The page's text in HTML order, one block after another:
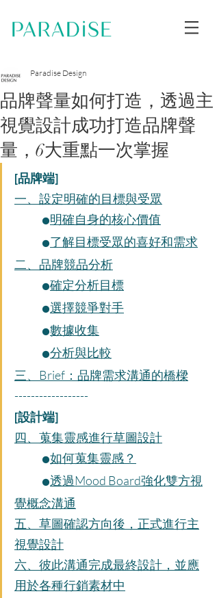
品牌聲量如何打造，透過主
視覺設計成功打造品牌聲
量，6大重點一次掌握
Paradise Design
[品牌端]
一、設定明確的目標與受眾
⚫️明確自身的核心價值
⚫️了解目標受眾的喜好和需求
二、品牌競品分析
⚫️確定分析目標
⚫️選擇競爭對手
⚫️數據收集
⚫️分析與比較
三、Brief：品牌需求溝通的橋樑
------------------
[設計端]
四、蒐集靈感進行草圖設計
⚫️如何蒐集靈感？
⚫️透過Mood Board強化雙方視
覺概念溝通
五、草圖確認方向後，正式進行主
視覺設計
六、彼此溝通完成最終設計，並應
用於各種行銷素材中